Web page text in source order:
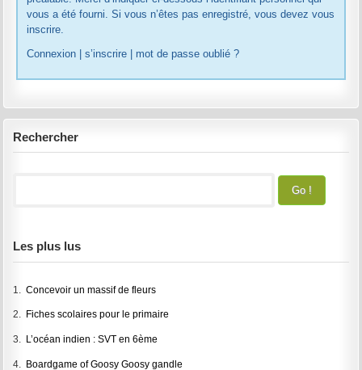
vous a été fourni. Si vous n’êtes pas enregistré, vous devez vous
inscrire.
Connexion
s’inscrire mot de passe oublié ?
Rechercher
Les plus lus
1.Concevoir un massif de fleurs
2. Fiches scolaires pour le primaire
3. L’océan indien : SVT en 6ème
4. Boardgame of Goosy Goosy gandle